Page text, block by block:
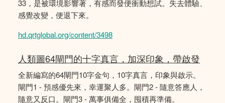
33，是被環境影響著，有感而發便衝動想試。失去體驗、
感覺改變，便退下來。
hd.qrtglobal.org/content/3498
人類圖64閘門的十字真言，加深印象，帶啟發
全新編寫的64閘門10字金句，10字真言，印象與啟示。
閘門1 - 預感優先來，幸運聚人多。閘門2 - 隨意答應人，
隨意又反口。閘門3 - 萬事俱備全，囤積再準備。